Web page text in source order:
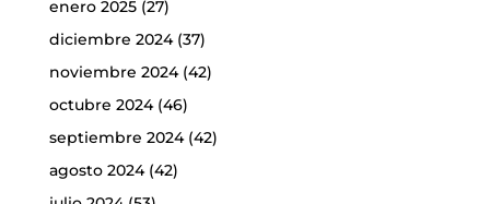
enero 2025(27)
diciembre 2024(37)
noviembre 2024(42)
octubre 2024(46)
septiembre 2024(42)
agosto 2024(42)